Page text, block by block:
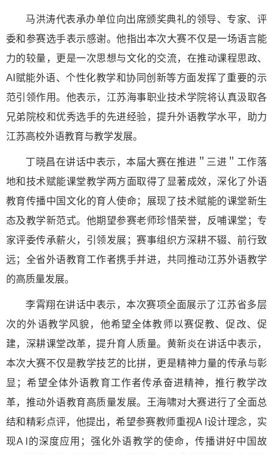
马洪涛代表承办单位向出席颁奖典礼的领导、专家、评
委和参赛选手表示感谢。他指出本次大赛不仅是一场语言能
力的较量，更是一次思想与文化的交流，在推动课程思政、
AI赋能外语、个性化教学和协同创新等方面发挥了重要的示
范引领作用。他表示，江苏海事职业技术学院将认真汲取各
兄弟院校和优秀选手的先进经验，提升外语教学水平，助力
江苏高校外语教育与教学发展。
丁晓昌在讲话中表示，本届大赛在推进＂三进＂工作落
地和技术赋能课堂教学两方面取得了显著成效，深化了外语
教育传播中国文化的育人使命；展现了技术赋能的课堂新生
态及教学新范式。他期望参赛老师珍惜荣誉，反哺课堂；专
家评委传承薪火，引领发展；赛事组织方深耕不辍、前行致
远；全省外语教育工作者携手并进，共同推动江苏外语教学
的高质量发展。
李霄翔在讲话中表示，本次赛项全面展示了江苏省多层
次的外语教学风貌，他希望全体教师以赛促教、促改、促
建，深耕课堂改革，提升育人质量。黄新炎在讲话中表示，
本次大赛不仅是教学技艺的比拼，更是精神力量的传承与彰
显；希望全体外语教育工作者传承奋进精神，推行教学改
革，推动外语教育高质量发展。王海啸对大赛进行了全面总
结和精彩点评，他提出，希望参赛教师重视A l设计理念，实
现A l的深度应用；强化外语教学的使命，传播讲好中国故